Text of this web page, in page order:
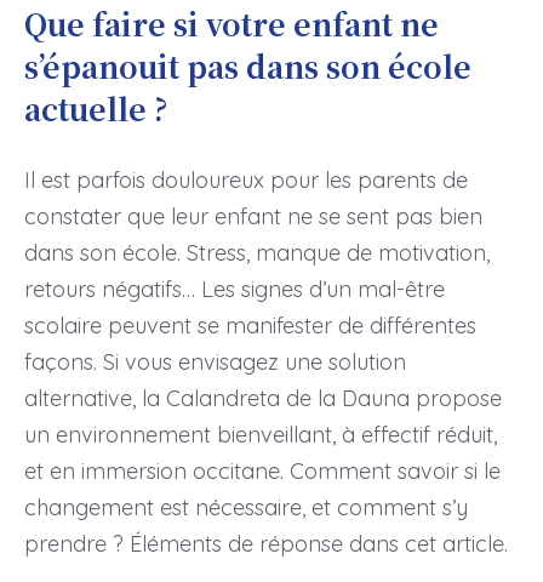
Que faire si votre enfant ne
s’épanouit pas dans son école
actuelle ?
Il est parfois douloureux pour les parents de
constater que leur enfant ne se sent pas bien
dans son école. Stress, manque de motivation,
retours négatifs… Les signes d’un mal-être
scolaire peuvent se manifester de différentes
façons. Si vous envisagez une solution
alternative, la Calandreta de la Dauna propose
un environnement bienveillant, à effectif réduit,
et en immersion occitane. Comment savoir si le
changement est nécessaire, et comment s’y
prendre ? Éléments de réponse dans cet article.